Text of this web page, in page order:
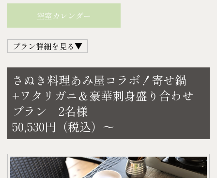
寄せ鍋＆刺身盛り合わせ（3名様） 22,170円（税
込）
＜料金＞
例）平日宿泊の場合
36,300円＋22,170円＝58,470円（税込）
土・日・祝日宿泊の場合
44,000円＋22,170円＝66,170円（税込）
＜チェックイン＞ 14：00～18：00
＜チェックアウト＞ 11：00
※チェックインが 18：00 に間に合わない場合は、お
【ご予約について】
・コーラ
・ファンタ
・ミネラルウォーター
各500㎖（仕入れ状況により内容量がかわる事がござ
います）
〈D.スナック菓子〉
・スナック菓子1袋（指定不可）
お1人様あたり
●A.アルコール…1本
●B.アルコール…1本
●C.ソフトドリンク…1本
空室カレンダー
プラン詳細を見る▼
瀬戸内海で獲れた新鮮な魚介や地産の食材など、美
味しい ❝地のもの❞ が味わえると大人気の
観音寺にある人気居酒屋『あみ屋』さん。
ゲストハウスでの夕食時間を、贅沢な料理で更に特
別なものにしてみてはいかがでしょうか♪
【セット内容】
・刺身盛り合わせ
さぬき料理あみ屋コラボ！寄せ鍋
+ワタリガニ＆豪華刺身盛り合わせ
プラン 2名様
50,530円（税込）～